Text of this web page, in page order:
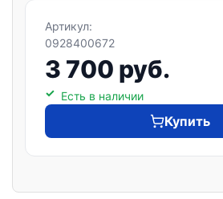
Артикул:
0928400672
3 700 руб.
Есть в наличии
Купить